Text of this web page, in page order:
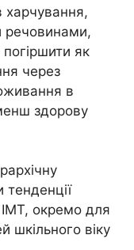
харчування,
речовинами,
як
через
в
здорову
ІМТ, окремо для
шкільного віку